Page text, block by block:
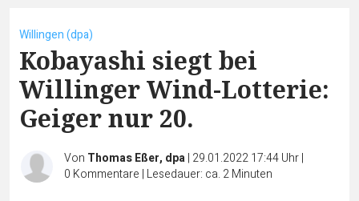
Willingen (dpa)
Kobayashi siegt bei
Willinger Wind-Lotterie:
Geiger nur 20.
Von Thomas Eßer, dpa| 29.01.2022 17:44 Uhr|
0 Kommentare | Lesedauer: ca. 2 Minuten